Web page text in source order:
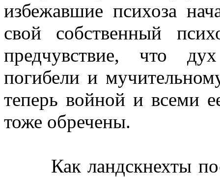
избежавшие психоза
свой собственный
предчувствие, что
погибели и
теперь войной и всеми
тоже обречены.
Как ландскнехты